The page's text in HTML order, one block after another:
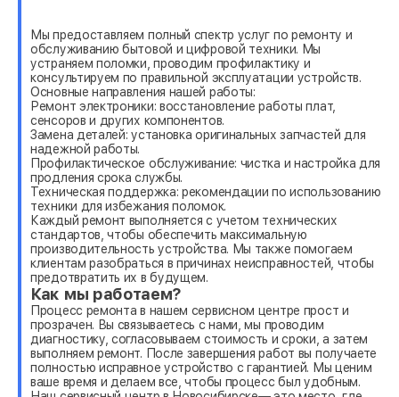
Мы предоставляем полный спектр услуг по ремонту и
обслуживанию бытовой и цифровой техники. Мы
устраняем поломки, проводим профилактику и
консультируем по правильной эксплуатации устройств.
Основные направления нашей работы:
Ремонт электроники: восстановление работы плат,
сенсоров и других компонентов.
Замена деталей: установка оригинальных запчастей для
надежной работы.
Профилактическое обслуживание: чистка и настройка для
продления срока службы.
Техническая поддержка: рекомендации по использованию
техники для избежания поломок.
Каждый ремонт выполняется с учетом технических
стандартов, чтобы обеспечить максимальную
производительность устройства. Мы также помогаем
клиентам разобраться в причинах неисправностей, чтобы
предотвратить их в будущем.
Как мы работаем?
Процесс ремонта в нашем сервисном центре прост и
прозрачен. Вы связываетесь с нами, мы проводим
диагностику, согласовываем стоимость и сроки, а затем
выполняем ремонт. После завершения работ вы получаете
полностью исправное устройство с гарантией. Мы ценим
ваше время и делаем все, чтобы процесс был удобным.